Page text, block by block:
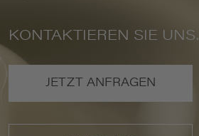
KONTAKTIEREN SIE UNS.
JETZT ANFRAGEN